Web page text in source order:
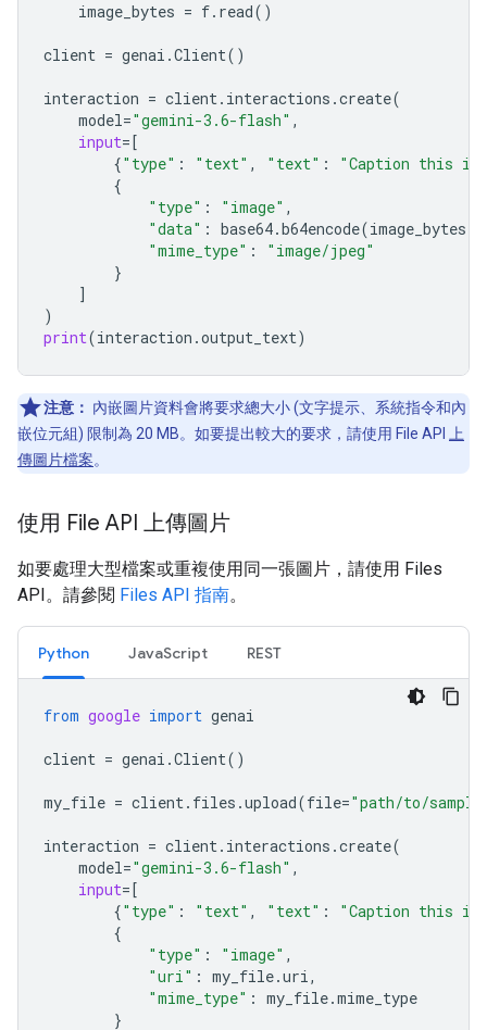
image_bytes = f. read()
client = genai .Client()
interaction = client. interactions .create(
model="gemini-3.6-flash" ,
input=[
{"type" : "text" , "text" :
"Caption this
{
"type" : "image" ,
"data" : base64.b64encode(image_bytes
"mime_type" :
"image/jpeg"
}
]
)
print(interaction .output_text)
注意： 內嵌圖片資料會將要求總大小 (文字提示、系統指令和內
嵌位元組) 限制為 20 MB。如要提出較大的要求，請使用 File API
上
傳圖片檔案。
使用 File API 上傳圖片
如要處理大型檔案或重複使用同一張圖片，請使用 Files
API。請參閱 Files API 指南。
Python JavaScript REST
from google import genai
client = genai .Client()
my_file = client. files .upload(file="path/to/
interaction = client. interactions .create(
model="gemini-3.6-flash" ,
input=[
{"type" : "text" , "text" :
"Caption this
{
"type" : "image" ,
"uri" : my_file.uri,
"mime_type" : my_file.mime_type
}